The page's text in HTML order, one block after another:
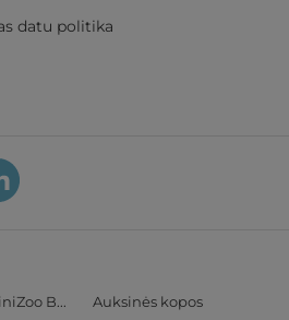
datu politika
Atpūtas vieta "Buki" MiniZoo BUKS Auksinės kopos